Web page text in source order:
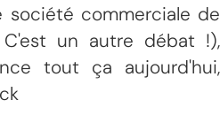
commerciale de
un autre débat !),
tout ça aujourd'hui,